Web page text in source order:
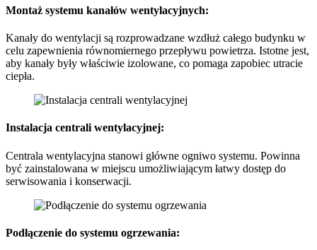
Montaż systemu kanałów wentylacyjnych:
Kanały do wentylacji są rozprowadzane wzdłuż całego budynku w
celu zapewnienia równomiernego przepływu powietrza. Istotne jest,
aby kanały były właściwie izolowane, co pomaga zapobiec utracie
ciepła.
Instalacja centrali wentylacyjnej:
Centrala wentylacyjna stanowi główne ogniwo systemu. Powinna
być zainstalowana w miejscu umożliwiającym łatwy dostęp do
serwisowania i konserwacji.
Podłączenie do systemu ogrzewania: